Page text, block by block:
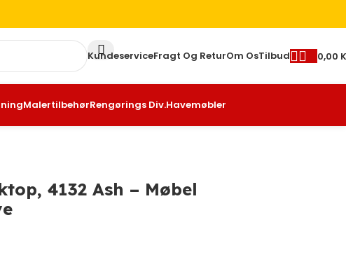
KundeserviceFragt Og ReturOm OsTilbud 0,00
MalertilbehørRengørings Div.Havemøbler
4132 Ash – Møbel